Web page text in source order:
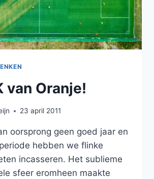
van Oranje!
23 april 2011
oorsprong geen goed jaar en
hebben we flinke
incasseren. Het sublieme
sfeer eromheen maakte